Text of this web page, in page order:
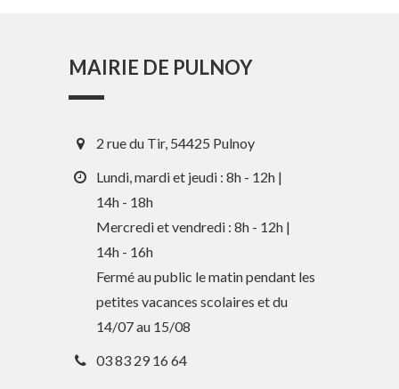
Guide des activités et services
MAIRIE DE PULNOY
2 rue du Tir, 54425 Pulnoy
Lundi, mardi et jeudi : 8h - 12h |
14h - 18h
Mercredi et vendredi : 8h - 12h |
14h - 16h
Fermé au public le matin pendant les
petites vacances scolaires et du
14/07 au 15/08
03 83 29 16 64